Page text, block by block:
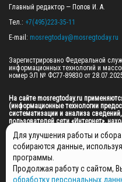
Главный редактор — Попов И. А.
Тел.: +7(495)223-35-11
E-mail: mosregtoday@mosregtoday.ru
Зарегистрировано Федеральной
информационных технологий и
номер ЭЛ № ФС77-89830 от
На сайте mosregtoday.ru
(информационные технологии
систематизации и анализа
пользователей сети «Интернет»,
Федерации).
© 2026 ПРАВА НА ВСЕ МАТЕРИАЛЫ
МЕДИА" (ОГРН: 1255000059467).
Для улучшения работы и
собираются данные,
программы.
Продолжая работу с сайтом,
обработку персональных